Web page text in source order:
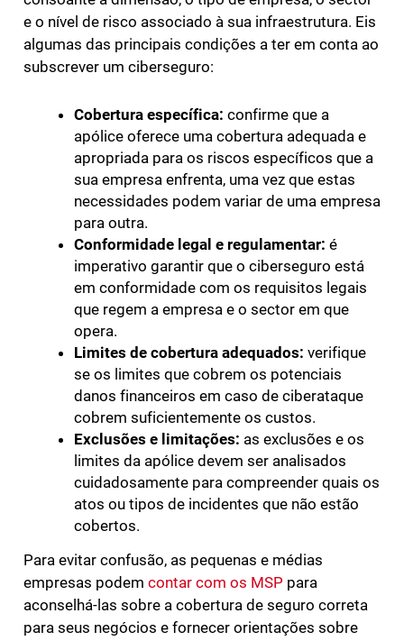
e o nível de risco associado à sua infraestrutura. Eis
algumas das principais condições a ter em conta ao
subscrever um ciberseguro:
Cobertura específica: confirme que a
apólice oferece uma cobertura adequada e
apropriada para os riscos específicos que a
sua empresa enfrenta, uma vez que estas
necessidades podem variar de uma empresa
para outra.
Conformidade legal e regulamentar: é
imperativo garantir que o ciberseguro está
em conformidade com os requisitos legais
que regem a empresa e o sector em que
opera.
Limites de cobertura adequados:verifique
se os limites que cobrem os potenciais
danos financeiros em caso de ciberataque
cobrem suficientemente os custos.
Exclusões e limitações: as exclusões e os
limites da apólice devem ser analisados
cuidadosamente para compreender quais os
atos ou tipos de incidentes que não estão
cobertos.
Para evitar confusão, as pequenas e médias
empresas podem contar com os MSP para
aconselhá-las sobre a cobertura de seguro correta
para seus negócios e fornecer orientações sobre